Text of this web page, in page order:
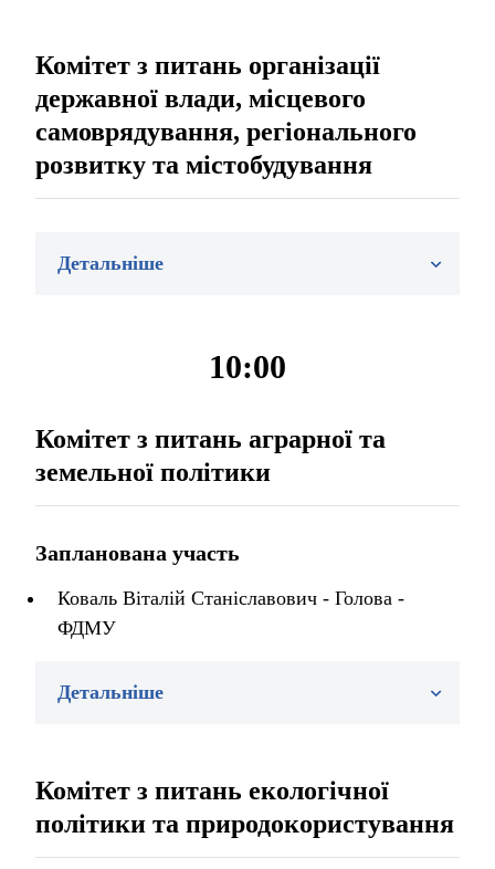
Комітет з питань організації
державної влади, місцевого
самоврядування, регіонального
розвитку та містобудування
Детальніше
10:00
Комітет з питань аграрної та
земельної політики
Запланована участь
Коваль Віталій Станіславович - Голова -
ФДМУ
Детальніше
Комітет з питань екологічної
політики та природокористування